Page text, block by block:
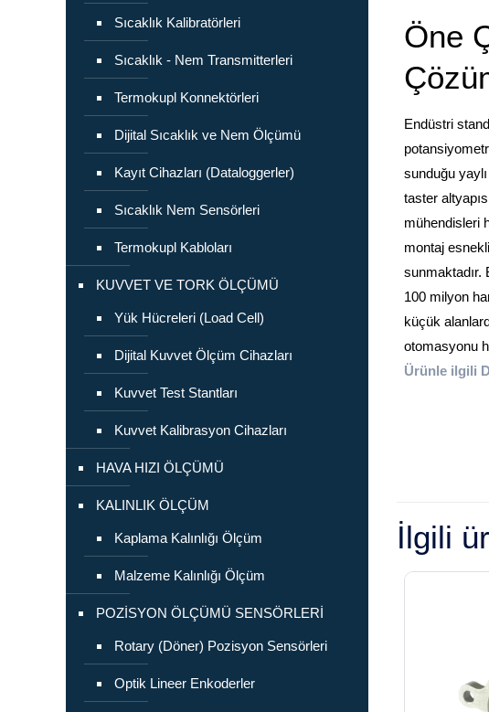
Öne
Endüstri
sunduğu
taster
mühendisleri
montaj
sunmaktadır.
100 milyon
küçük
otomasyonu
Ürünle ilgili
İlgili
Sıcaklık Kalibratörleri
Sıcaklık - Nem Transmitterleri
Termokupl Konnektörleri
Dijital Sıcaklık ve Nem Ölçümü
Kayıt Cihazları (Dataloggerler)
Sıcaklık Nem Sensörleri
Termokupl Kabloları
KUVVET VE TORK ÖLÇÜMÜ
Yük Hücreleri (Load Cell)
Dijital Kuvvet Ölçüm Cihazları
Kuvvet Test Stantları
Kuvvet Kalibrasyon Cihazları
HAVA HIZI ÖLÇÜMÜ
KALINLIK ÖLÇÜM
Kaplama Kalınlığı Ölçüm
Malzeme Kalınlığı Ölçüm
POZİSYON ÖLÇÜMÜ SENSÖRLERİ
Rotary (Döner) Pozisyon Sensörleri
Optik Lineer Enkoderler